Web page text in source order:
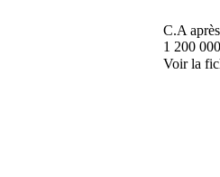
C.A
1 200
Voir la